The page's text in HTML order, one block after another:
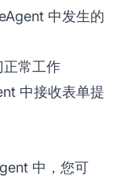
中发生的
常工作
中接收表单提
中，您可